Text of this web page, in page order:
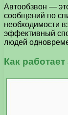
Автообзвон —
сообщений по
необходимости
эффективный
людей
Как